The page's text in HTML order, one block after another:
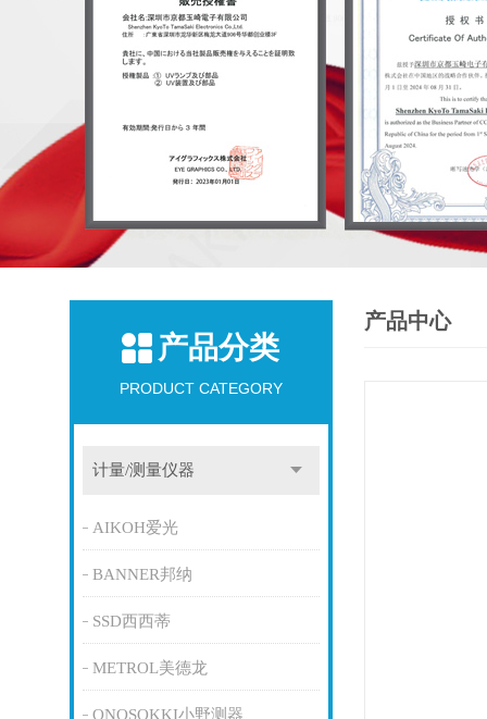
产品分类
PRODUCT CATEGORY
计量/测量仪器
AIKOH爱光
BANNER邦纳
SSD西西蒂
METROL美德龙
ONOSOKKI小野测器
产品中心